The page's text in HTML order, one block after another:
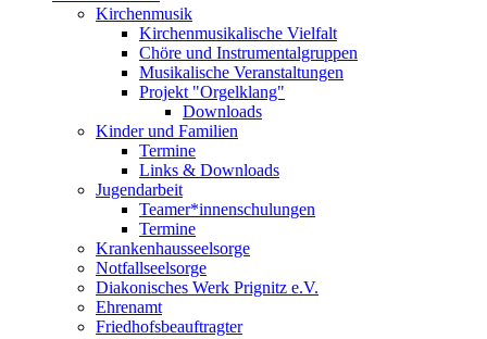
Kirchenmusik
Kirchenmusikalische Vielfalt
Chöre und Instrumentalgruppen
Musikalische Veranstaltungen
Projekt "Orgelklang"
Downloads
Kinder und Familien
Termine
Links & Downloads
Jugendarbeit
Teamer*innenschulungen
Termine
Krankenhausseelsorge
Notfallseelsorge
Diakonisches Werk Prignitz e.V.
Ehrenamt
Friedhofsbeauftragter